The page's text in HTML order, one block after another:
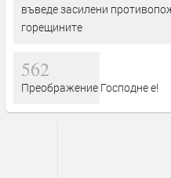
въведе засилени
горещините
562
Преображение Господне е!